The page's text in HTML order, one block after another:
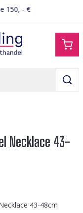
150, - €
Necklace 43-